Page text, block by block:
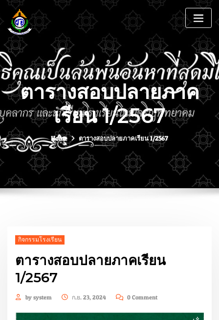
ตารางสอบปลายภาค
เรียน 1/2567
Home ตารางสอบปลายภาคเรียน 1/2567
กิจกรรมโรงเรียน
ตารางสอบปลายภาคเรียน
1/2567
by system ก.ย. 23, 2024 0 Comment